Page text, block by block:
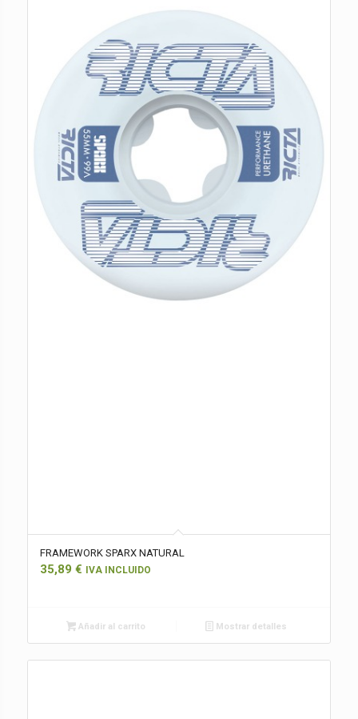
FRAMEWORK SPARX NATURAL
35,89 € IVA INCLUIDO
Añadir al carrito Mostrar detalles